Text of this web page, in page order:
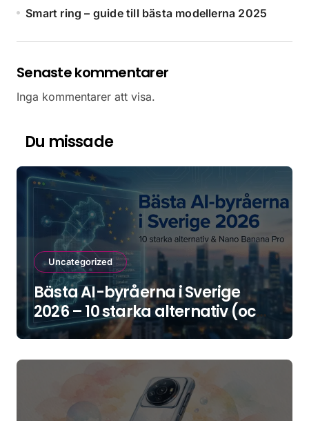
Smart ring – guide till bästa modellerna 2025
Senaste kommentarer
Inga kommentarer att visa.
Du missade
Uncategorized
Bästa AI-byråerna i Sverige
2026 – 10 starka alternativ (och
hur du väljer rätt)